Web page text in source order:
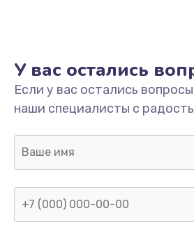
995 руб.
Заказать
Замена шлейфа
У вас остались
Если у вас остались
наши специалисты с